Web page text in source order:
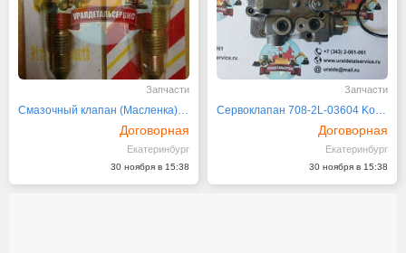
Запчасти
Смазочный клапан (Масленка) 16Y-40-11300
Договорная
Екатеринбург
30 ноября в 15:38
Запчасти
Сервоклапан 708-2L-03604 Komatsu PC200-6Z, PC200LC-6Z
Договорная
Екатеринбург
30 ноября в 15:38